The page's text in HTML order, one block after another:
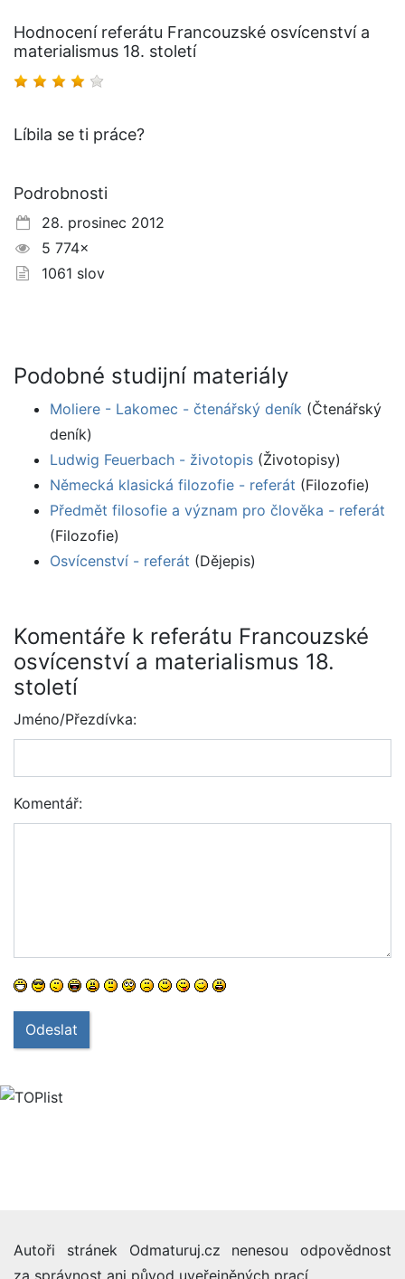
Hodnocení referátu Francouzské osvícenství a
materialismus 18. století
Líbila se ti práce?
Podrobnosti
28. prosinec 2012
5 774×
1061 slov
Podobné studijní materiály
Moliere - Lakomec - čtenářský deník (Čtenářský
deník)
Ludwig Feuerbach - životopis (Životopisy)
Německá klasická filozofie - referát (Filozofie)
Předmět filosofie a význam pro člověka - referát
(Filozofie)
Osvícenství - referát (Dějepis)
Komentáře k referátu Francouzské
osvícenství a materialismus 18.
století
Jméno/Přezdívka:
Komentář:
Odeslat
Autoři stránek Odmaturuj.cz nenesou odpovědnost
za správnost ani původ uveřejněných prací.